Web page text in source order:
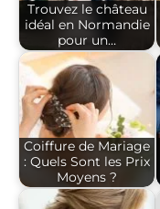
Trouvez le château
idéal en Normandie
pour un…
Coiffure de Mariage
: Quels Sont les Prix
Moyens ?